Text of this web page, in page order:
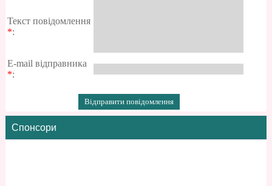
Текст повідомлення
*:
E-mail відправника
*:
Спонсори